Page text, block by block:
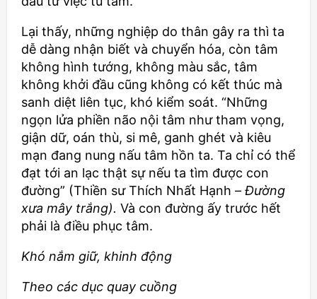
Lại thấy, những nghiệp do thân gây ra thì ta
dễ dàng nhận biết và chuyển hóa, còn tâm
không hình tướng, không màu sắc, tâm
không khởi đầu cũng không có kết thúc mà
sanh diệt liên tục, khó kiểm soát. “Những
ngọn lửa phiền não nội tâm như tham vọng,
giận dữ, oán thù, si mê, ganh ghét và kiêu
mạn đang nung nấu tâm hồn ta. Ta chỉ có thể
đạt tới an lạc thật sự nếu ta tìm được con
đường” (Thiền sư Thích Nhất Hạnh – Đường
xưa mây trắng). Và con đường ấy trước hết
phải là điều phục tâm.
Khó nắm giữ, khinh động
Theo các dục quay cuồng